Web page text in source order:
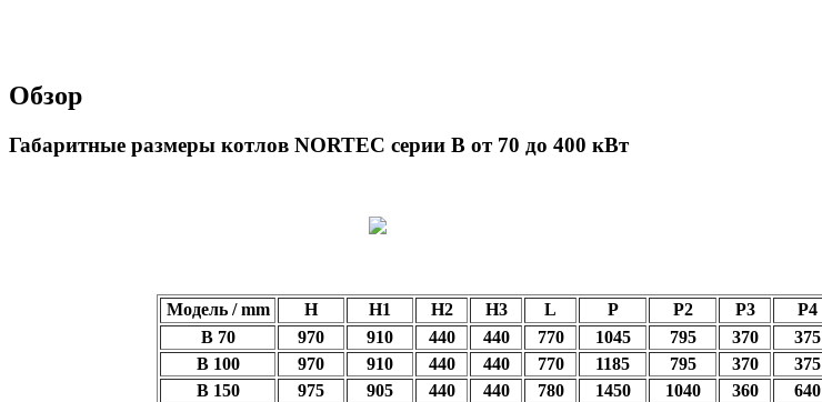
Обзор
Габаритные размеры котлов NORTEC серии B от 70 до 400 кВт
Модель / mm H H1 H2 H3 L P P2 P3 P4
B 70
970 910 440 440 770 1045 795 370 375
B 100
970 910 440 440 770 1185 795 370 375
B 150
975 905 440 440 780 1450 1040 360 640